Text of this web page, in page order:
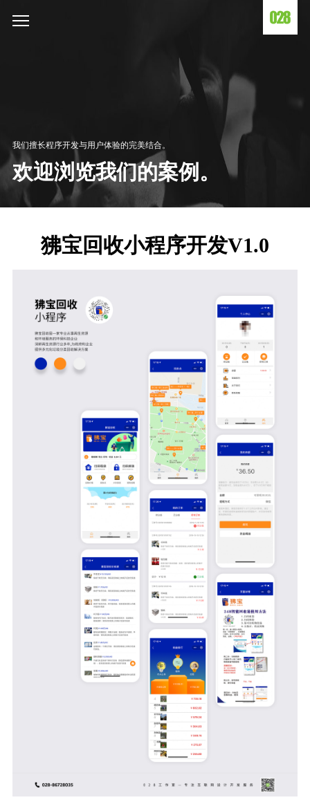
我们擅长程序开发与用户体验的完美结合。
欢迎浏览我们的案例。
狒宝回收小程序开发V1.0